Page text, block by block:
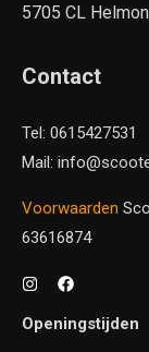
5705 CL
Contact
Tel: 0615427531
Mail:
Voorwaarden
63616874
Openingstijden